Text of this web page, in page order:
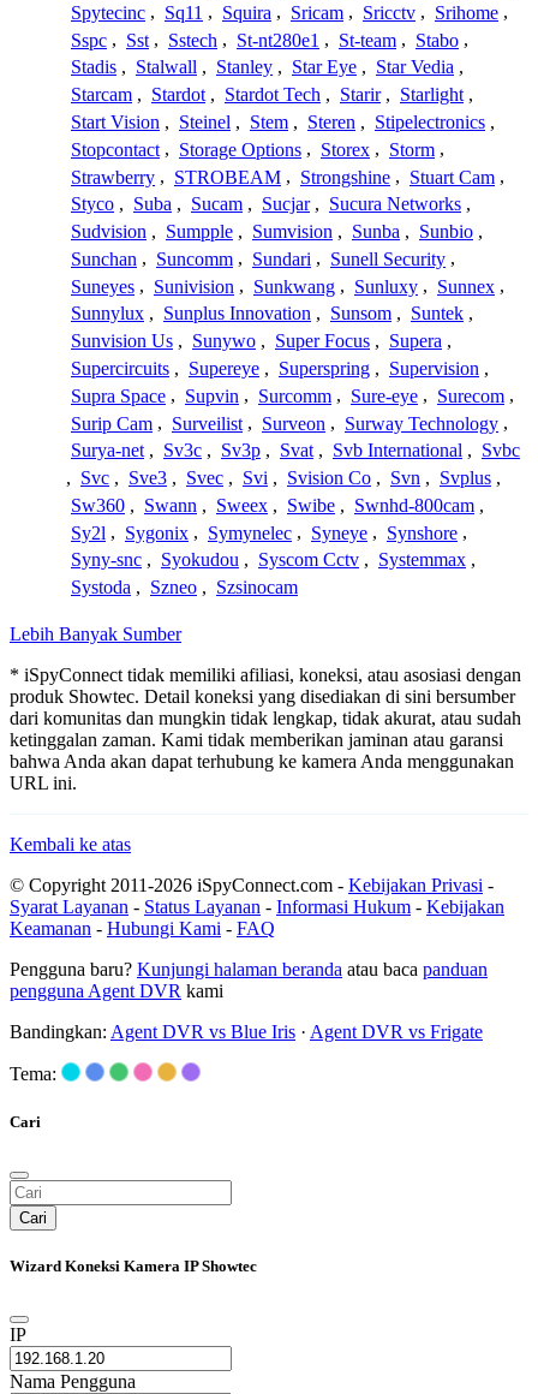
Spytecinc , Sq11 , Squira , Sricam , Sricctv , Srihome ,
Sspc , Sst , Sstech , St-nt280e1 , St-team , Stabo ,
Stadis , Stalwall , Stanley , Star Eye , Star Vedia ,
Starcam , Stardot , Stardot Tech , Starir , Starlight ,
Start Vision , Steinel , Stem , Steren , Stipelectronics ,
Stopcontact , Storage Options , Storex , Storm ,
Strawberry , STROBEAM , Strongshine , Stuart Cam ,
Styco , Suba , Sucam , Sucjar , Sucura Networks ,
Sudvision , Sumpple , Sumvision , Sunba , Sunbio ,
Sunchan , Suncomm , Sundari , Sunell Security ,
Suneyes , Sunivision , Sunkwang , Sunluxy , Sunnex ,
Sunnylux , Sunplus Innovation , Sunsom , Suntek ,
Sunvision Us , Sunywo , Super Focus , Supera ,
Supercircuits , Supereye , Superspring , Supervision ,
Supra Space , Supvin , Surcomm , Sure-eye , Surecom ,
Surip Cam , Surveilist , Surveon , Surway Technology ,
Surya-net , Sv3c , Sv3p , Svat , Svb International , Svbc
, Svc , Sve3 , Svec , Svi , Svision Co , Svn , Svplus ,
Sw360 , Swann , Sweex , Swibe , Swnhd-800cam ,
Sy2l , Sygonix , Symynelec , Syneye , Synshore ,
Syny-snc , Syokudou , Syscom Cctv , Systemmax ,
Systoda , Szneo , Szsinocam
Lebih Banyak Sumber
* iSpyConnect tidak memiliki afiliasi, koneksi, atau asosiasi dengan
produk Showtec. Detail koneksi yang disediakan di sini bersumber
dari komunitas dan mungkin tidak lengkap, tidak akurat, atau sudah
ketinggalan zaman. Kami tidak memberikan jaminan atau garansi
bahwa Anda akan dapat terhubung ke kamera Anda menggunakan
URL ini.
Kembali ke atas
© Copyright 2011-2026 iSpyConnect.com - Kebijakan Privasi -
Syarat Layanan - Status Layanan - Informasi Hukum - Kebijakan
Keamanan - Hubungi Kami - FAQ
Pengguna baru? Kunjungi halaman beranda atau baca panduan
pengguna Agent DVR kami
Bandingkan: Agent DVR vs Blue Iris · Agent DVR vs Frigate
Tema:
Cari
Cari
Wizard Koneksi Kamera IP Showtec
IP
Nama Pengguna